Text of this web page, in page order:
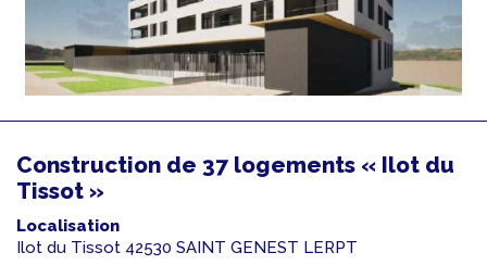
Construction de 37 logements « Ilot du
Tissot »
Localisation
Ilot du Tissot 42530 SAINT GENEST LERPT